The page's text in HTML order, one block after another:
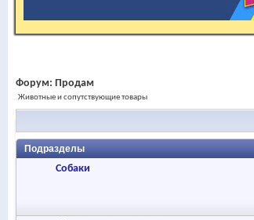
Форум: Продам
Животные и сопутствующие товары
Подразделы
Собаки